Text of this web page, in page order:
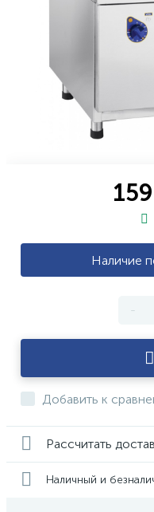
Наличие
-
Добавить к
Рассчитать
Наличный и